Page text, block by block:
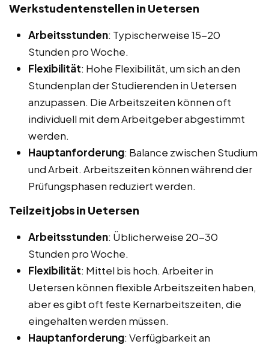
Werkstudentenstellen in Uetersen
Arbeitsstunden: Typischerweise 15-20
Stunden pro Woche.
Flexibilität: Hohe Flexibilität, um sich an den
Stundenplan der Studierenden in Uetersen
anzupassen. Die Arbeitszeiten können oft
individuell mit dem Arbeitgeber abgestimmt
werden.
Hauptanforderung: Balance zwischen Studium
und Arbeit. Arbeitszeiten können während der
Prüfungsphasen reduziert werden.
Teilzeitjobs in Uetersen
Arbeitsstunden: Üblicherweise 20-30
Stunden pro Woche.
Flexibilität: Mittel bis hoch. Arbeiter in
Uetersen können flexible Arbeitszeiten haben,
aber es gibt oft feste Kernarbeitszeiten, die
eingehalten werden müssen.
Hauptanforderung: Verfügbarkeit an